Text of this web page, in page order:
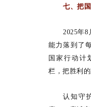
七、把
2025年8
能力落到了
国家行动计
栏，把胜利
认知守